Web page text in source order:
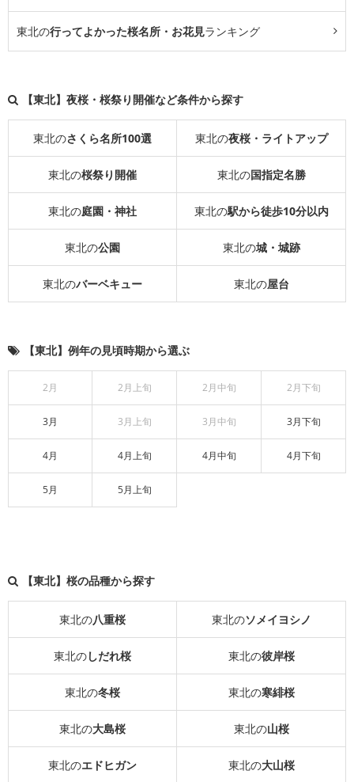
東北の行ってよかった桜名所・お花見ランキング
【東北】夜桜・桜祭り開催など条件から探す
東北のさくら名所100選 東北の夜桜・ライトアップ
東北の桜祭り開催 東北の国指定名勝
東北の庭園・神社 東北の駅から徒歩10分以内
東北の公園 東北の城・城跡
東北のバーベキュー 東北の屋台
【東北】例年の見頃時期から選ぶ
2月 2月上旬 2月中旬 2月下旬
3月 3月上旬 3月中旬 3月下旬
4月 4月上旬 4月中旬 4月下旬
5月 5月上旬
【東北】桜の品種から探す
東北の八重桜 東北のソメイヨシノ
東北のしだれ桜 東北の彼岸桜
東北の冬桜 東北の寒緋桜
東北の大島桜 東北の山桜
東北のエドヒガン 東北の大山桜